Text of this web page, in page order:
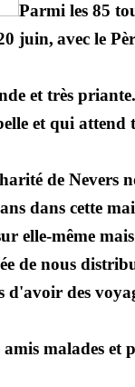
Parmi les 85
juin, avec le
et très
et qui
de Nevers
dans cette
elle-même
de nous
d'avoir des
malades et